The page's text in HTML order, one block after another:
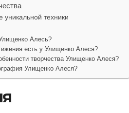
уникальной техники
Алесь?
есть у Улищенко Алеся?
творчества Улищенко Алеся?
Улищенко Алеся?